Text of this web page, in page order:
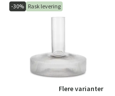
-30% Rask levering
Flere varianter